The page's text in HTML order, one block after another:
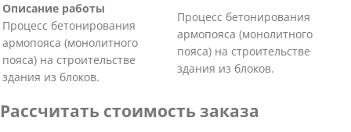
Описание работы
Процесс бетонирования
армопояса (монолитного
пояса) на строительстве
здания из блоков.
Процесс бетонирования
армопояса (монолитного
пояса) на строительстве
здания из блоков.
Рассчитать стоимость заказа